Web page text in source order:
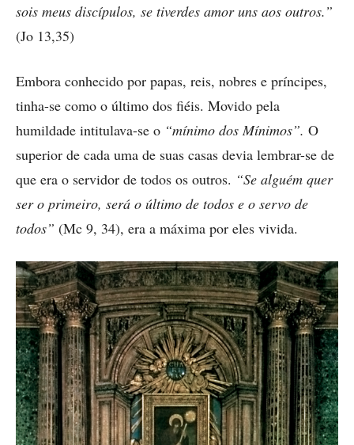
sois meus discípulos, se tiverdes amor uns aos outros.”
(Jo 13,35)
Embora conhecido por papas, reis, nobres e prín­cipes,
tinha-se como o último dos fiéis. Movido pela
humildade intitulava-se o “mínimo dos Mínimos”. O
superior de cada uma de suas casas devia lembrar-se de
que era o servidor de todos os outros. “Se alguém quer
ser o primeiro, será o último de todos e o servo de
todos” (Mc 9, 34), era a máxima por eles vivida.